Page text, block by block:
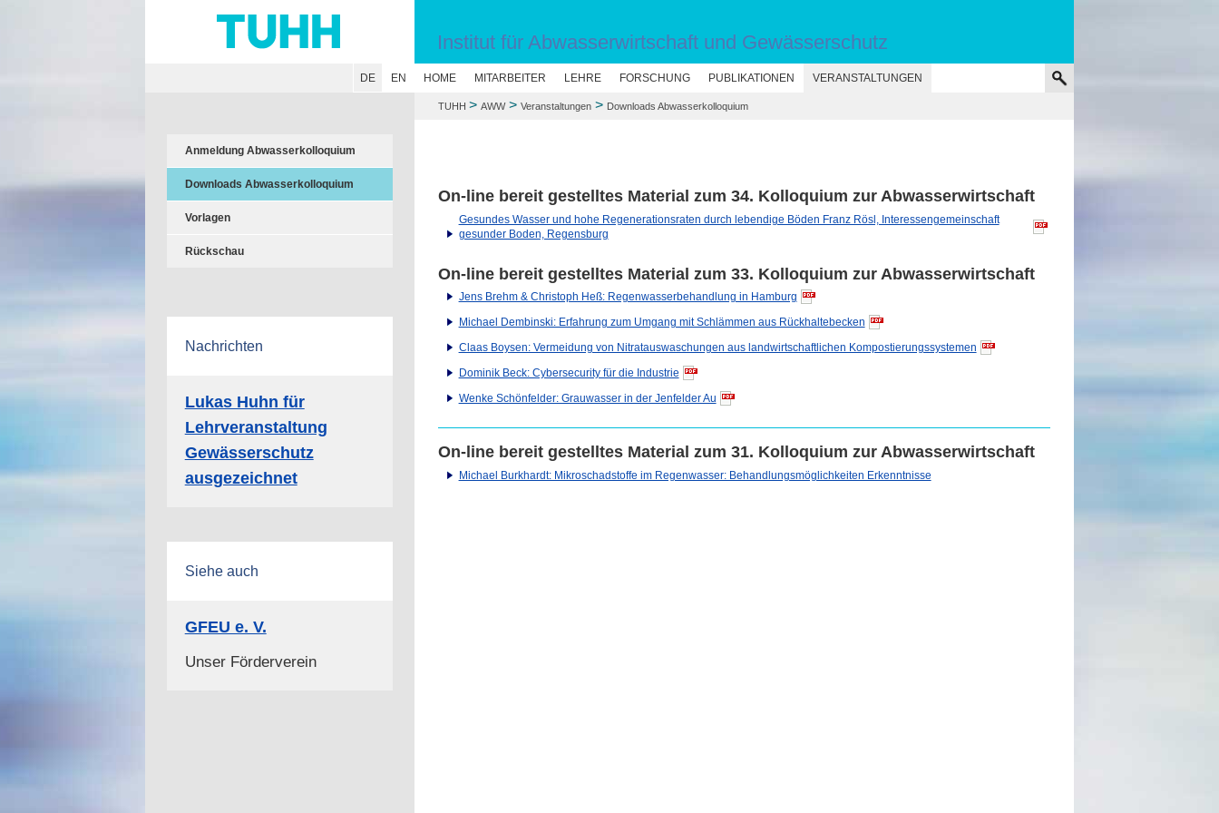
Institut für Abwasserwirtschaft und Gewässerschutz
DE EN HOME MITARBEITER LEHRE FORSCHUNG PUBLIKATIONEN VERANSTALTUNGEN
TUHH > AWW> Veranstaltungen> Downloads Abwasserkolloquium
On-line bereit gestelltes Material zum 34. Kolloquium zur Abwasserwirtschaft
Gesundes Wasser und hohe Regenerationsraten durch lebendige Böden Franz Rösl, Interessengemeinschaft
gesunder Boden, Regensburg
On-line bereit gestelltes Material zum 33. Kolloquium zur Abwasserwirtschaft
Jens Brehm & Christoph Heß: Regenwasserbehandlung in Hamburg
Michael Dembinski: Erfahrung zum Umgang mit Schlämmen aus Rückhaltebecken
Claas Boysen: Vermeidung von Nitratauswaschungen aus landwirtschaftlichen Kompostierungssystemen
Dominik Beck: Cybersecurity für die Industrie
Wenke Schönfelder: Grauwasser in der Jenfelder Au
On-line bereit gestelltes Material zum 31. Kolloquium zur Abwasserwirtschaft
Michael Burkhardt: Mikroschadstoffe im Regenwasser: Behandlungsmöglichkeiten Erkenntnisse
Anmeldung Abwasserkolloquium
Downloads Abwasserkolloquium
Vorlagen
Rückschau
Nachrichten
Lukas Huhn für
Lehrveranstaltung
Gewässerschutz
ausgezeichnet
Siehe auch
GFEU e. V.
Unser Förderverein